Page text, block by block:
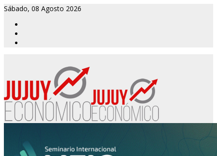
Sábado, 08 Agosto 2026